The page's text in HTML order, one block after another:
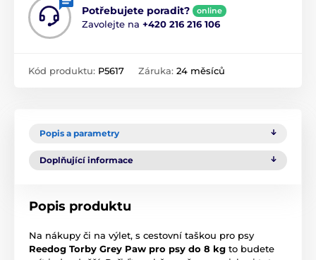
Potřebujete poradit? online
Zavolejte na +420 216 216 106
Kód produktu: P5617 Záruka: 24 měsíců
Popis a parametry
Doplňující informace
Popis produktu
Na nákupy či na výlet, s cestovní taškou pro psy
Reedog Torby Grey Paw pro psy do 8 kg to budete